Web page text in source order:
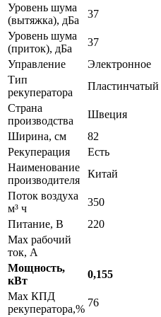
Уровень шума
(вытяжка), дБа
37
Уровень шума
(приток), дБа
37
Управление
Электронное
Тип
рекуператора
Пластинчатый
Страна
производства
Швеция
Ширина, см
82
Рекуперация
Есть
Наименование
производителя
Китай
Поток воздуха
м³ ч
350
Питание, В
220
Max рабочий
ток, А
Мощность,
кВт
0,155
Max КПД
рекуператора,%
76